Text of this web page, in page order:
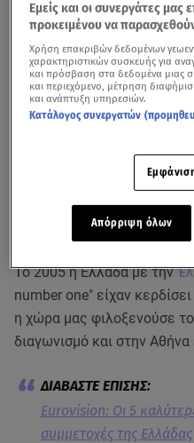
Eurovision 2021: Άνοδος για
από τη «Φωλιά των Κου Κου»
Το 2005 η Ελλάδα με την
number one" είχαν
η χώρα μας φιλοξενούσε
διαγωνισμό και στην Αθήνα
Eurovision: Οι 5
συμμετοχές της Ελλάδας
Εμείς και οι συνεργάτες
προκειμένου να
Χρήση επακριβών δεδομένων
χαρακτηριστικών συσκευής για
και πρόσβαση στα δεδομένα μιας
και περιεχόμενο, μέτρηση
και ανάπτυξη υπηρεσιών.
Κατάλογος συνεργατών
Απόρριψη όλων